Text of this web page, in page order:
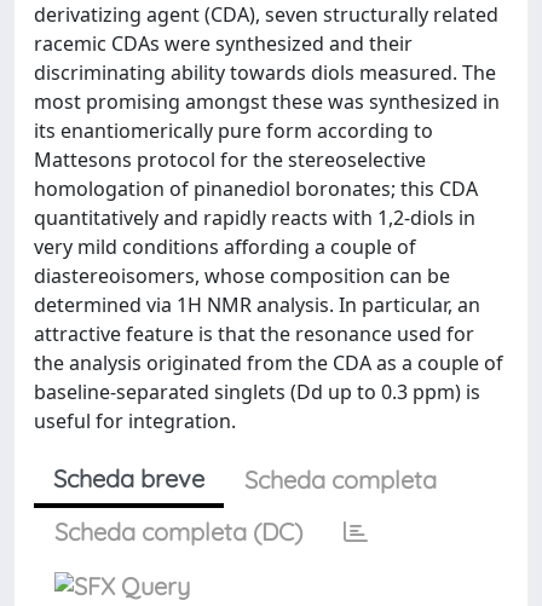
derivatizing agent (CDA), seven structurally related
racemic CDAs were synthesized and their
discriminating ability towards diols measured. The
most promising amongst these was synthesized in
its enantiomerically pure form according to
Mattesons protocol for the stereoselective
homologation of pinanediol boronates; this CDA
quantitatively and rapidly reacts with 1,2-diols in
very mild conditions affording a couple of
diastereoisomers, whose composition can be
determined via 1H NMR analysis. In particular, an
attractive feature is that the resonance used for
the analysis originated from the CDA as a couple of
baseline-separated singlets (Dd up to 0.3 ppm) is
useful for integration.
Scheda breve
Scheda completa
Scheda completa (DC)